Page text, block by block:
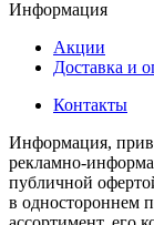
Информация
Акции
Доставка и
Контакты
Информация,
рекламно-
публичной
в одностороннем